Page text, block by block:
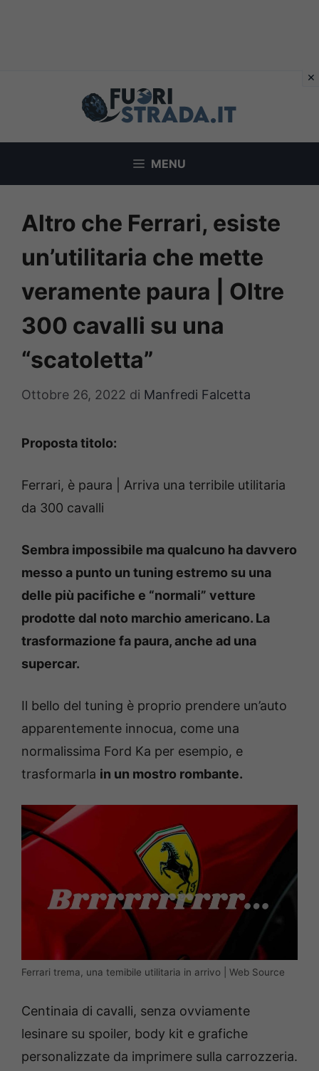
MENU
Altro che Ferrari, esiste
un’utilitaria che mette
veramente paura | Oltre
300 cavalli su una
“scatoletta”
Ottobre 26, 2022 di Manfredi Falcetta
Proposta titolo:
Ferrari, è paura | Arriva una terribile utilitaria
da 300 cavalli
Sembra impossibile ma qualcuno ha davvero
messo a punto un tuning estremo su una
delle più pacifiche e “normali” vetture
prodotte dal noto marchio americano. La
trasformazione fa paura, anche ad una
supercar.
Il bello del tuning è proprio prendere un’auto
apparentemente innocua, come una
normalissima Ford Ka per esempio, e
trasformarla in un mostro rombante.
Ferrari trema, una temibile utilitaria in arrivo | Web Source
Centinaia di cavalli, senza ovviamente
lesinare su spoiler, body kit e grafiche
personalizzate da imprimere sulla carrozzeria.